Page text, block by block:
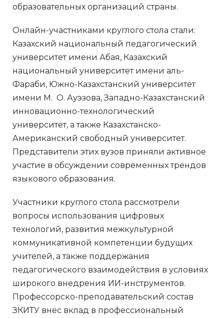
образовательных организаций страны.
Онлайн-участниками круглого стола стали:
Казахский национальный педагогический
университет имени Абая, Казахский
национальный университет имени аль-
Фараби, Южно-Казахстанский университет
имени М. О. Ауэзова, Западно-Казахстанский
инновационно-технологический
университет, а также Казахстанско-
Американский свободный университет.
Представители этих вузов приняли активное
участие в обсуждении современных трендов
языкового образования.
Участники круглого стола рассмотрели
вопросы использования цифровых
технологий, развития межкультурной
коммуникативной компетенции будущих
учителей, а также поддержания
педагогического взаимодействия в условиях
широкого внедрения ИИ-инструментов.
Профессорско-преподавательский состав
ЗКИТУ внес вклад в профессиональный